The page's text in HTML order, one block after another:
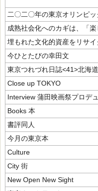
二〇二〇年の東京オリンピ
成熟社会化へのカギは、「
埋もれた文化的資産をリサイ
今ひとたびの幸田文
東京つれづれ日誌<41>北海
Close up TOKYO
Interview 蒲田映画祭プロデ
Books 本
書評同人
今月の東京本
Culture
City 街
New Open New Sight